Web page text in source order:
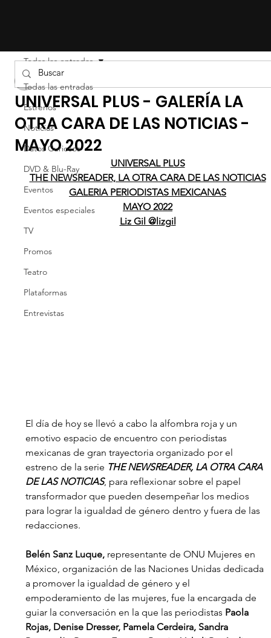
Todas las entradas
Estrenos
Noticias
Datos Curiosos
DVD & Blu-Ray
Eventos
Eventos especiales
TV
Promos
Teatro
Plataformas
Entrevistas
Todas las entradas
UNIVERSAL PLUS - GALERÍA LA
OTRA CARA DE LAS NOTICIAS -
MAYO 2022
UNIVERSAL PLUS
THE NEWSREADER, LA OTRA CARA DE LAS NOTICIAS
GALERIA PERIODISTAS MEXICANAS
MAYO 2022
Liz Gil @lizgil
El día de hoy se llevó a cabo la alfombra roja y un
emotivo espacio de encuentro con periodistas
mexicanas de gran trayectoria organizado por el
estreno de la serie THE NEWSREADER, LA OTRA CARA
DE LAS NOTICIAS, para reflexionar sobre el papel
transformador que pueden desempeñar los medios
para lograr la igualdad de género dentro y fuera de las
redacciones.
Belén Sanz Luque, representante de ONU Mujeres en
México, organización de las Naciones Unidas dedicada
a promover la igualdad de género y el
empoderamiento de las mujeres, fue la encargada de
guiar la conversación en la que las periodistas Paola
Rojas, Denise Dresser, Pamela Cerdeira, Sandra